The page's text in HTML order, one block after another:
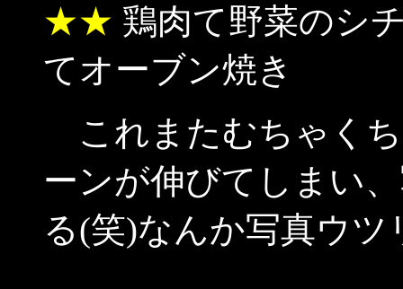
★★ 鶏肉て野菜のシ
てオーブン焼き
これまたむちゃく
ーンが伸びてしまい
る(笑)なんか写真ウツ